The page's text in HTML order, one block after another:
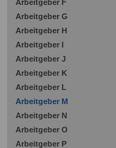
Arbeitgeber F
Arbeitgeber G
Arbeitgeber H
Arbeitgeber I
Arbeitgeber J
Arbeitgeber K
Arbeitgeber L
Arbeitgeber M
Arbeitgeber N
Arbeitgeber O
Arbeitgeber P